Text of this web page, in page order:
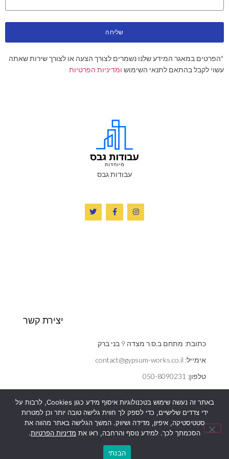
שליחה
*הפרטים במאגר המידע שלנו נשמרים לצורך הצעה או לצורך שירות שאתה
עשוי לקבל בהתאם לתנאי השימוש ומדיניות הפרטיות
עבודות גבס
יצירת קשר
כתובת: מתחם ב.ס.ר מצדה 9 בני ברק
אימייל: contact@gypsum-works.co.il
טלפון: 050-8090231
הצהרת נגישות
מדיניות פרטיות
באתר זה נעשה שימוש בטכנולוגיות איסוף מידע כגון Cookies, לרבות על
ידי צדדים שלישיים, כדי לספק לך חווית גלישה טובה יותר וכן למטרות
סטטיסטיקה, איפיון, מדידה ושיווק. המשך הגלישה באתר מהווה את
הסכמתך לכך. למידע נוסף והרחבה, ראו את מדיניות הפרטיות.
הבנתי
אנחנו משתמשים בעוגיות (cookies) כדי לשפר את חוויית הגלישה,
להציג הצעות ומודעות מותאמות ועוד כמפורט
המשך הגלישה באתר מהווה את הסכמתך לכך.
הבנתי